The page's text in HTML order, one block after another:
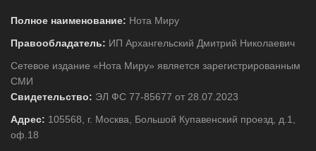
Полное наименование: Нота Миру
Правообладатель: ИП Архангельский Дмитрий Николаевич
Сетевое издание «Нота Миру» является зарегистрированным
СМИ
Свидетельство: ЭЛ ФС 77-85677 от 28.07.2023
Адрес: 105568, г. Москва, Большой Купавенский проезд, д.1,
оф.18